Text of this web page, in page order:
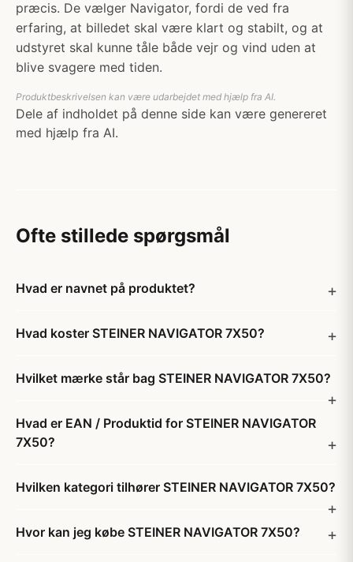
præcis. De vælger Navigator, fordi de ved fra
erfaring, at billedet skal være klart og stabilt, og at
udstyret skal kunne tåle både vejr og vind uden at
blive svagere med tiden.
Produktbeskrivelsen kan være udarbejdet med hjælp fra AI.
Dele af indholdet på denne side kan være genereret
med hjælp fra AI.
Ofte stillede spørgsmål
Hvad er navnet på produktet?
Hvad koster STEINER NAVIGATOR 7X50?
Hvilket mærke står bag STEINER NAVIGATOR 7X50?
Hvad er EAN / Produktid for STEINER NAVIGATOR
7X50?
Hvilken kategori tilhører STEINER NAVIGATOR 7X50?
Hvor kan jeg købe STEINER NAVIGATOR 7X50?